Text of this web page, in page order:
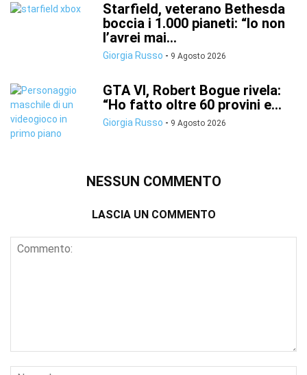
Starfield, veterano Bethesda
boccia i 1.000 pianeti: “Io non
l’avrei mai...
Giorgia Russo - 9 Agosto 2026
GTA VI, Robert Bogue rivela:
“Ho fatto oltre 60 provini e...
Giorgia Russo - 9 Agosto 2026
NESSUN COMMENTO
LASCIA UN COMMENTO